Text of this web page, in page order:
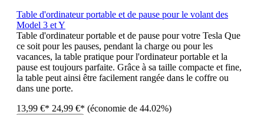
Table d'ordinateur portable et de pause pour le volant des
Model 3 et Y
Table d'ordinateur portable et de pause pour votre Tesla Que
ce soit pour les pauses, pendant la charge ou pour les
vacances, la table pratique pour l'ordinateur portable et la
pause est toujours parfaite. Grâce à sa taille compacte et fine,
la table peut ainsi être facilement rangée dans le coffre ou
dans une porte.
13,99 €* 24,99 €* (économie de 44.02%)